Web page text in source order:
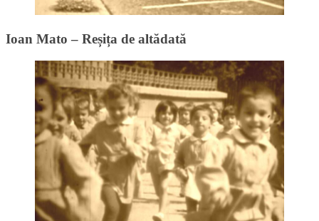
Ioan Mato – Reșița de altădată